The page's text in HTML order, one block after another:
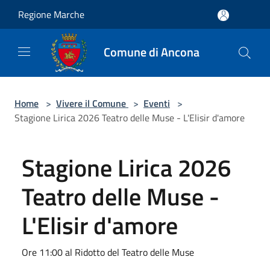
Regione Marche
Comune di Ancona
Home > Vivere il Comune > Eventi >
Stagione Lirica 2026 Teatro delle Muse - L'Elisir d'amore
Stagione Lirica 2026
Teatro delle Muse -
L'Elisir d'amore
Ore 11:00 al Ridotto del Teatro delle Muse